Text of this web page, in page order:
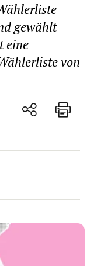
gewählt
eine
von